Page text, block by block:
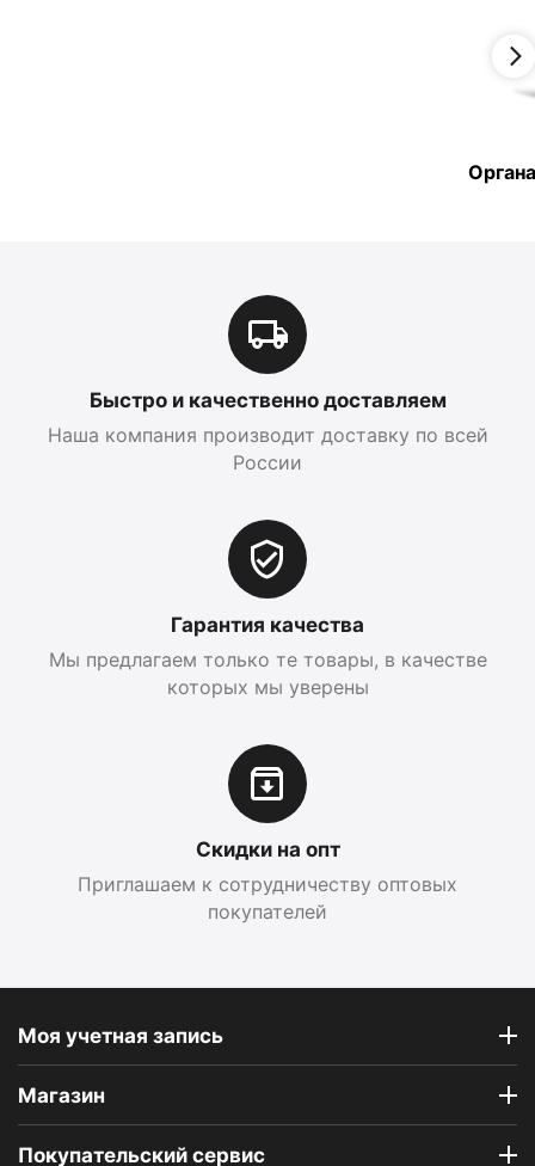
Быстро и качественно доставляем
Наша компания производит доставку по всей
России
Гарантия качества
Мы предлагаем только те товары, в качестве
которых мы уверены
Скидки на опт
Приглашаем к сотрудничеству оптовых
покупателей
Моя учетная запись
Магазин
Покупательский сервис